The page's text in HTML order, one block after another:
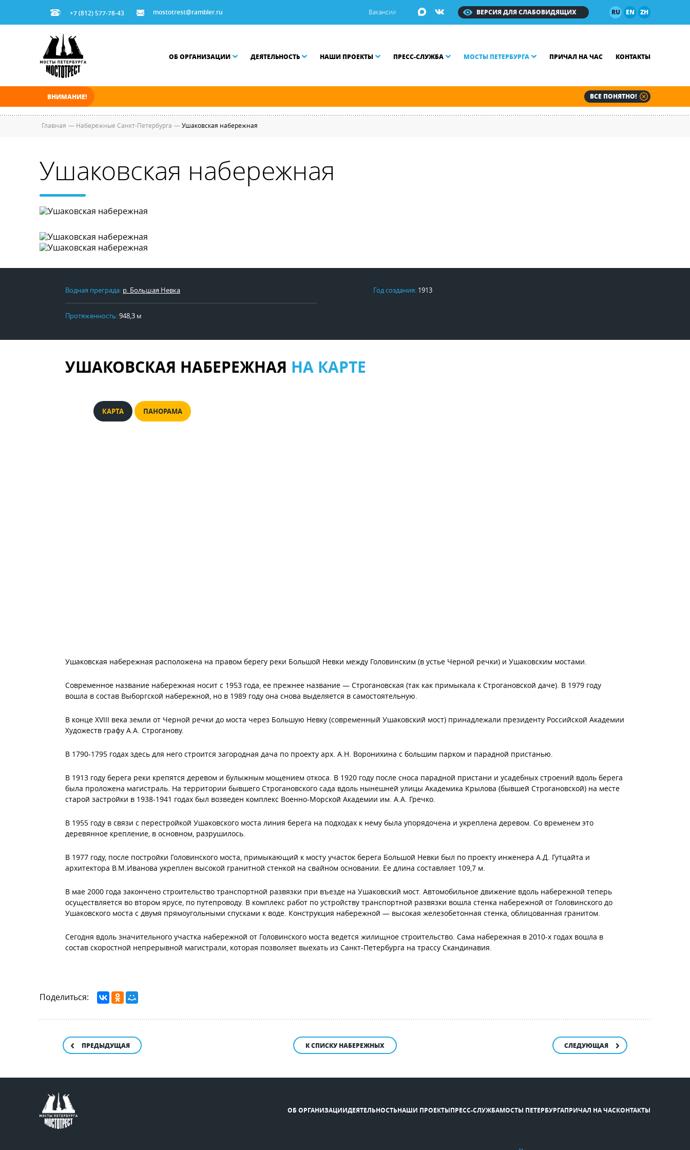
+7 (812) 577-78-43 mostotrest@rambler.ru RU EN ZH
ВЕРСИЯ ДЛЯ СЛАБОВИДЯЩИХ
Вакансии
ОБ ОРГАНИЗАЦИИ ДЕЯТЕЛЬНОСТЬ НАШИ ПРОЕКТЫ ПРЕСС-СЛУЖБА МОСТЫ ПЕТЕРБУРГА ПРИЧАЛ НА ЧАС КОНТАКТЫ
ВНИМАНИЕ! ВСЕ ПОНЯТНО!
Главная — Набережные Санкт-Петербурга —Ушаковская набережная
Ушаковская набережная
Водная преграда: р. Большая Невка Год создания: 1913
Протяженность:948,3 м
УШАКОВСКАЯ НАБЕРЕЖНАЯ НА КАРТЕ
КАРТА ПАНОРАМА
Ушаковская набережная расположена на правом берегу реки Большой Невки между Головинским (в устье Черной речки) и Ушаковским мостами.
Современное название набережная носит с 1953 года, ее прежнее название — Строгановская (так как примыкала к Строгановской даче). В 1979 году
вошла в состав Выборгской набережной, но в 1989 году она снова выделяется в самостоятельную.
В конце XVIII века земли от Черной речки до моста через Большую Невку (современный Ушаковский мост) принадлежали президенту Российской Академии
Художеств графу А.А. Строганову.
В 1790-1795 годах здесь для него строится загородная дача по проекту арх. А.Н. Воронихина с большим парком и парадной пристанью.
В 1913 году берега реки крепятся деревом и булыжным мощением откоса. В 1920 году после сноса парадной пристани и усадебных строений вдоль берега
была проложена магистраль. На территории бывшего Строгановского сада вдоль нынешней улицы Академика Крылова (бывшей Строгановской) на месте
старой застройки в 1938-1941 годах был возведен комплекс Военно-Морской Академии им. А.А. Гречко.
В 1955 году в связи с перестройкой Ушаковского моста линия берега на подходах к нему была упорядочена и укреплена деревом. Со временем это
деревянное крепление, в основном, разрушилось.
В 1977 году, после постройки Головинского моста, примыкающий к мосту участок берега Большой Невки был по проекту инженера А.Д. Гутцайта и
архитектора В.М.Иванова укреплен высокой гранитной стенкой на свайном основании. Ее длина составляет 109,7 м.
В мае 2000 года закончено строительство транспортной развязки при въезде на Ушаковский мост. Автомобильное движение вдоль набережной теперь
осуществляется во втором ярусе, по путепроводу. В комплекс работ по устройству транспортной развязки вошла стенка набережной от Головинского до
Ушаковского моста с двумя прямоугольными спусками к воде. Конструкция набережной — высокая железобетонная стенка, облицованная гранитом.
Сегодня вдоль значительного участка набережной от Головинского моста ведется жилищное строительство. Сама набережная в 2010-х годах вошла в
состав скоростной непрерывной магистрали, которая позволяет выехать из Санкт-Петербурга на трассу Скандинавия.
Поделиться:
ПРЕДЫДУЩАЯ К СПИСКУ НАБЕРЕЖНЫХ СЛЕДУЮЩАЯ
ОБ ОРГАНИЗАЦИИДЕЯТЕЛЬНОСТЬНАШИ ПРОЕКТЫПРЕСС-СЛУЖБАМОСТЫ ПЕТЕРБУРГАПРИЧАЛ НА ЧАСКОНТАКТЫ